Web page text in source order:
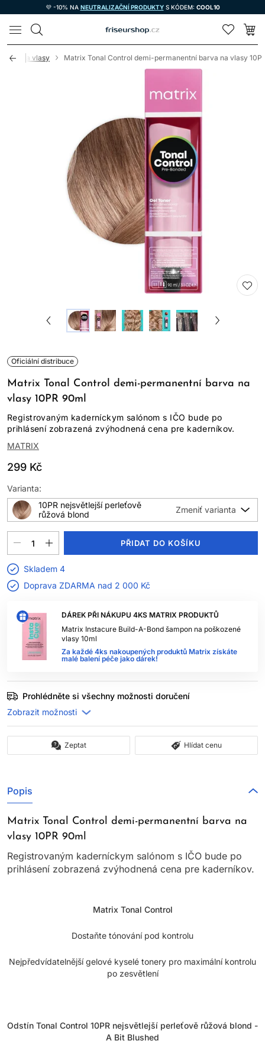
💜 -10% NA NEUTRALIZAČNÍ PRODUKTYS KÓDEM: COOL10
LOMAX
na vlasy Matrix Tonal Control demi-permanentní barva na vlasy
Oficiální distribuce
Matrix Tonal Control demi-permanentní barva na
vlasy 10PR 90ml
Registrovaným kaderníckym salónom s IČO bude po
prihlásení zobrazená zvýhodnená cena pre kaderníkov.
MATRIX
299 Kč
DÁREK PŘI NÁKUPU 4KS MATRIX PRODUKTŮ
Matrix Instacure Build-A-Bond šampon na poškozené
vlasy 10ml
Za každé 4ks nakoupených produktů Matrix získáte
malé balení péče jako dárek!
Varianta:
10PR nejsvětlejší perleťově
růžová blond
PŘIDAT DO KOŠÍKU
Skladem 4
Doprava ZDARMA nad 2 000 Kč
Prohlédněte si všechny možnosti doručení
Zeptat Hlídat cenu
Popis
Matrix Tonal Control demi-permanentní barva na
vlasy 10PR 90ml
Registrovaným kaderníckym salónom s IČO bude po
prihlásení zobrazená zvýhodnená cena pre kaderníkov.
Matrix Tonal Control
Dostaňte tónování pod kontrolu
Nejpředvídatelnější gelové kyselé tonery pro maximální kontrolu
po zesvětlení
Odstín Tonal Control 10PR nejsvětlejší perleťově růžová blond -
A Bit Blushed